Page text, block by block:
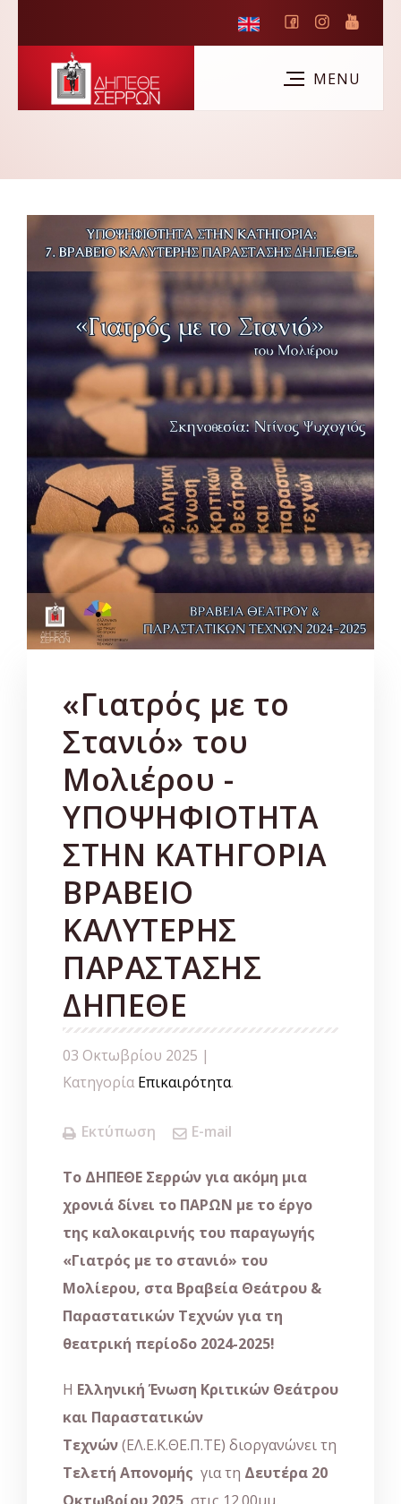
«Γιατρός με το
Στανιό» του
Μολιέρου -
ΥΠΟΨΗΦΙΟΤΗΤΑ
ΣΤΗΝ ΚΑΤΗΓΟΡΙΑ
ΒΡΑΒΕΙΟ
ΚΑΛΥΤΕΡΗΣ
ΠΑΡΑΣΤΑΣΗΣ
ΔΗΠΕΘΕ
03 Οκτωβρίου 2025 |
Κατηγορία Επικαιρότητα.
Εκτύπωση E-mail
Το ΔΗΠΕΘΕ Σερρώνγια ακόμη μια
χρονιά δίνει το ΠΑΡΩΝ με το έργο
της καλοκαιρινής του παραγωγής
«Γιατρός με το στανιό» του
Μολίερου, στα Βραβεία Θεάτρου &
Παραστατικών Τεχνών για τη
θεατρική περίοδο 2024-2025!
Η Ελληνική Ένωση Κριτικών Θεάτρου
και Παραστατικών
Τεχνών(ΕΛ.Ε.Κ.ΘΕ.Π.ΤΕ) διοργανώνει τη
Τελετή Απονομής για τη Δευτέρα 20